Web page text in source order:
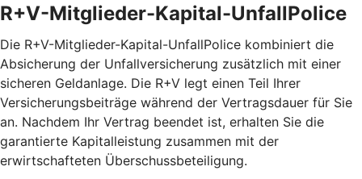
R+V-Mitglieder-Kapital-UnfallPolice
Die R+V-Mitglieder-Kapital-UnfallPolice kombiniert die
Absicherung der Unfallversicherung zusätzlich mit einer
sicheren Geldanlage. Die R+V legt einen Teil Ihrer
Versicherungsbeiträge während der Vertragsdauer für Sie
an. Nachdem Ihr Vertrag beendet ist, erhalten Sie die
garantierte Kapitalleistung zusammen mit der
erwirtschafteten Überschussbeteiligung.